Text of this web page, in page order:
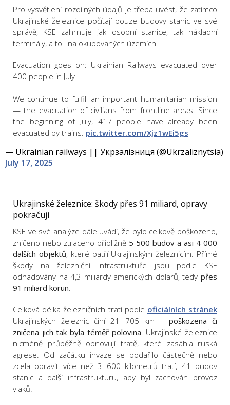
Pro vysvětlení rozdílných údajů je třeba uvést, že zatímco
Ukrajinské železnice počítají pouze budovy stanic ve své
správě, KSE zahrnuje jak osobní stanice, tak nákladní
terminály, a to i na okupovaných územích.
Evacuation goes on: Ukrainian Railways evacuated over
400 people in July
We continue to fulfill an important humanitarian mission
— the evacuation of civilians from frontline areas. Since
the beginning of July, 417 people have already been
evacuated by trains. pic.twitter.com/Xjz1wEi5gs
— Ukrainian railways || Укрзалізниця (@Ukrzaliznytsia)
July 17, 2025
Ukrajinské železnice: škody přes 91 miliard, opravy
pokračují
KSE ve své analýze dále uvádí, že bylo celkově poškozeno,
zničeno nebo ztraceno přibližně 5 500 budov a asi 4 000
dalších objektů, které patří Ukrajinským železnicím. Přímé
škody na železniční infrastruktuře jsou podle KSE
odhadovány na 4,3 miliardy amerických dolarů, tedy přes
91 miliard korun
Celková délka železničních tratí podle oficiálních stránek
Ukrajinských železnic činí 21 705 km – poškozena či
zničena jich tak byla téměř polovina . Ukrajinské železnice
nicméně průběžně obnovují tratě, které zasáhla ruská
agrese. Od začátku invaze se podařilo částečně nebo
zcela opravit více než 3 600 kilometrů tratí, 41 budov
stanic a další infrastrukturu, aby byl zachován provoz
vlaků.